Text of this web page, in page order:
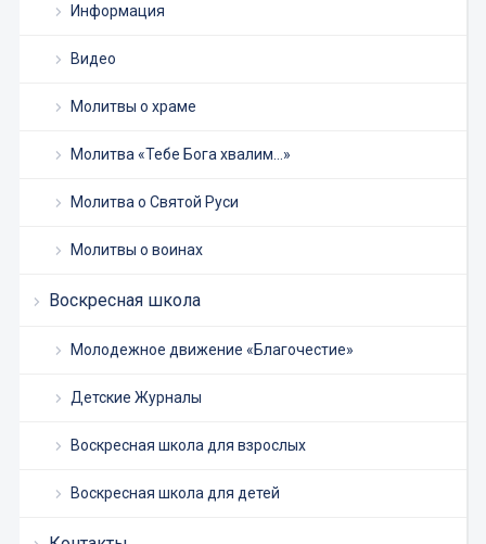
Информация
Видео
Молитвы о храме
Молитва «Тебе Бога хвалим…»
Молитва о Святой Руси
Молитвы о воинах
Воскресная школа
Молодежное движение «Благочестие»
Детские Журналы
Воскресная школа для взрослых
Воскресная школа для детей